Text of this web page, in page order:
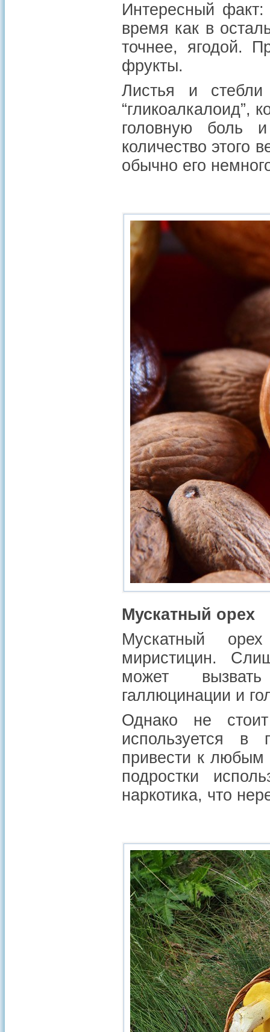
Интересный
время как в
точнее, ягодой.
фрукты.
Листья и
“гликоалкалоид”,
головную боль и
количество этого
обычно его
Мускатный орех
Мускатный
миристицин.
может вызвать
галлюцинации и
Однако не стоит
используется в
привести к любым
подростки
наркотика, что